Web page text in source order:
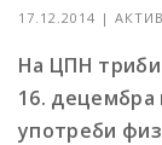
17.12.2014 |
На ЦПН
16.
употреби